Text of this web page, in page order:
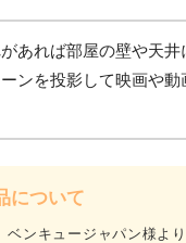
あれば部屋の壁や天井
ンを投影して映画や動
について
ベンキュージャパン様よ